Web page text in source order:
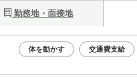
勤務地・面接地
体を動かす 交通費支給